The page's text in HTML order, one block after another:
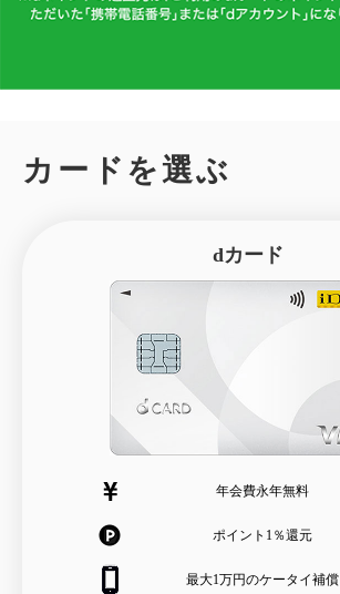
カードを選ぶ
dカード
年会費永年無料
ポイント1％還元
最大1万円のケータイ補償